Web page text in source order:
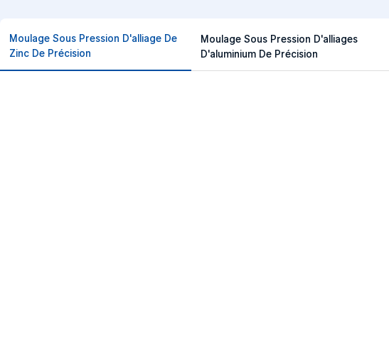
Moulage Sous Pression D'alliage De
Zinc De Précision
Moulage Sous Pression D'alliages
D'aluminium De Précision